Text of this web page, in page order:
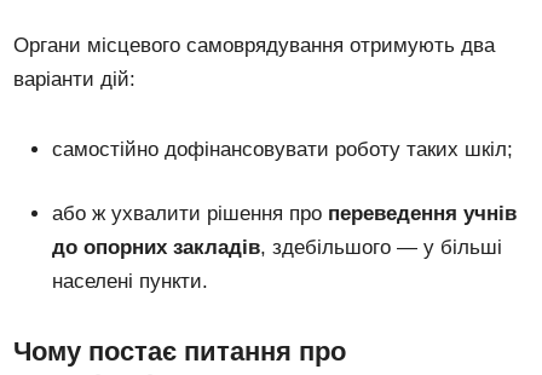
Органи місцевого самоврядування отримують два
варіанти дій:
самостійно дофінансовувати роботу таких шкіл;
або ж ухвалити рішення про переведення учнів
до опорних закладів, здебільшого — у більші
населені пункти.
Чому постає питання про